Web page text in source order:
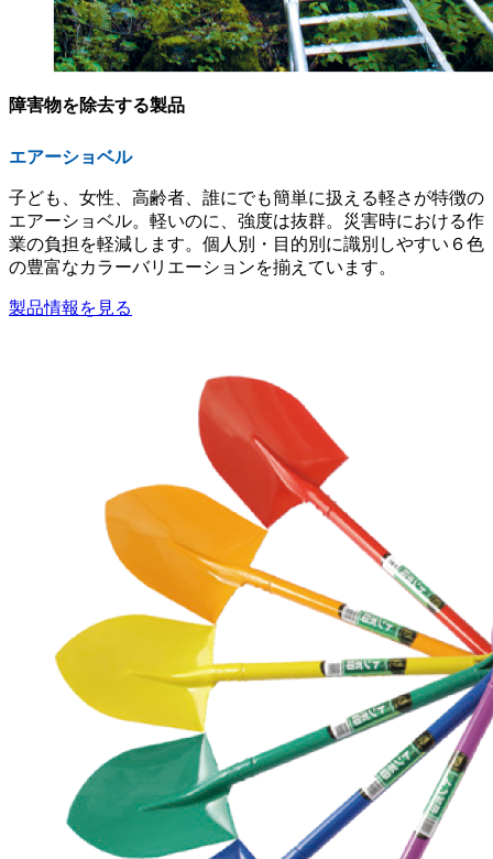
障害物を除去する製品
エアーショベル
子ども、女性、高齢者、誰にでも簡単に扱える軽さが特徴の
エアーショベル。軽いのに、強度は抜群。災害時における作
業の負担を軽減します。個人別・目的別に識別しやすい６色
の豊富なカラーバリエーションを揃えています。
製品情報を見る